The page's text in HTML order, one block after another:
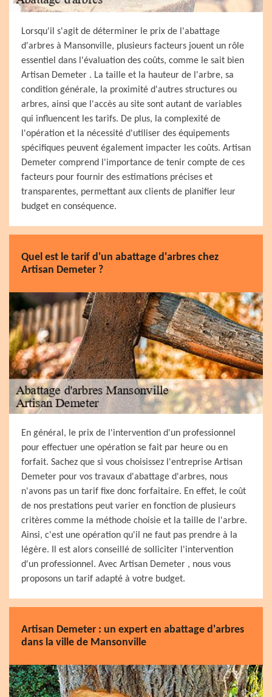
Lorsqu'il s'agit de déterminer le prix de l'abattage
d'arbres à Mansonville, plusieurs facteurs jouent un rôle
essentiel dans l'évaluation des coûts, comme le sait bien
Artisan Demeter . La taille et la hauteur de l'arbre, sa
condition générale, la proximité d'autres structures ou
arbres, ainsi que l'accès au site sont autant de variables
qui influencent les tarifs. De plus, la complexité de
l'opération et la nécessité d'utiliser des équipements
spécifiques peuvent également impacter les coûts. Artisan
Demeter comprend l'importance de tenir compte de ces
facteurs pour fournir des estimations précises et
transparentes, permettant aux clients de planifier leur
budget en conséquence.
Quel est le tarif d'un abattage d'arbres chez
Artisan Demeter ?
En général, le prix de l'intervention d'un professionnel
pour effectuer une opération se fait par heure ou en
forfait. Sachez que si vous choisissez l'entreprise Artisan
Demeter pour vos travaux d'abattage d'arbres, nous
n'avons pas un tarif fixe donc forfaitaire. En effet, le coût
de nos prestations peut varier en fonction de plusieurs
critères comme la méthode choisie et la taille de l'arbre.
Ainsi, c'est une opération qu'il ne faut pas prendre à la
légère. Il est alors conseillé de solliciter l'intervention
d'un professionnel. Avec Artisan Demeter , nous vous
proposons un tarif adapté à votre budget.
Artisan Demeter : un expert en abattage d'arbres
dans la ville de Mansonville